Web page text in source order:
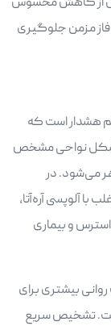
فاز مزمن جلوگیری
هشدار است که
شکل نواحی مشخص
می‌شود. در
با آلوپسی آره‌آتا،
و بیماری
بیشتری برای
تشخیص سریع